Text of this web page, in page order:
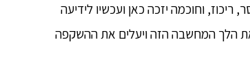
ריכוז, וחוכמה יזכה כאן ועכשיו לידיעה
הלך המחשבה הזה ויעלים את ההשקפה